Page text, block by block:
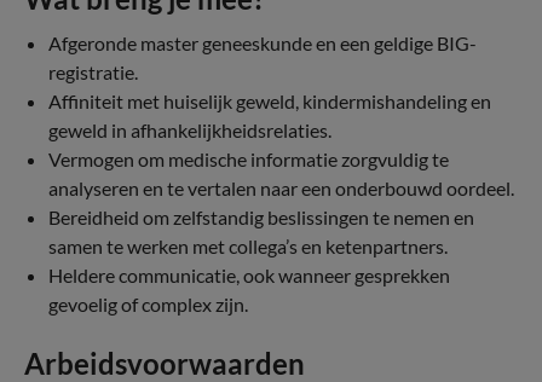
Afgeronde master geneeskunde en een geldige BIG-
registratie.
Affiniteit met huiselijk geweld, kindermishandeling en
geweld in afhankelijkheidsrelaties.
Vermogen om medische informatie zorgvuldig te
analyseren en te vertalen naar een onderbouwd oordeel.
Bereidheid om zelfstandig beslissingen te nemen en
samen te werken met collega’s en ketenpartners.
Heldere communicatie, ook wanneer gesprekken
gevoelig of complex zijn.
Arbeidsvoorwaarden